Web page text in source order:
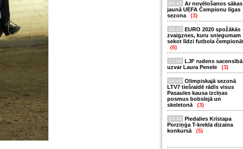
06:45 Ar novēlošanos sākas
jaunā UEFA Čempionu līgas
sezona
(3)
16:23 EURO 2020 spožākās
zvaigznes, kuru sniegumam
sekot līdzi futbola
(6)
17:09 LJF rudens
uzvar Laura Penele
(3)
14:48 Olimpiskajā sezonā
LTV7 tiešraidē rādīs visus
Pasaules kausa izcīņas
posmus bobslejā un
skeletonā
(3)
14:49 Piedalies Kristapa
Porziņģa T-krekla dizaina
konkursā
(5)